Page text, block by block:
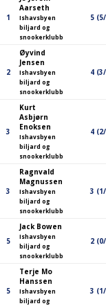
1
Aarseth
Ishavsbyen
biljard og
snookerklubb
5
2
Øyvind
Jensen
Ishavsbyen
biljard og
snookerklubb
4
3
Kurt
Asbjørn
Enoksen
Ishavsbyen
biljard og
snookerklubb
4
3
Ragnvald
Magnussen
Ishavsbyen
biljard og
snookerklubb
3
5
Jack Bowen
Ishavsbyen
biljard og
snookerklubb
2
5
Terje Mo
Hanssen
Ishavsbyen
biljard og
3